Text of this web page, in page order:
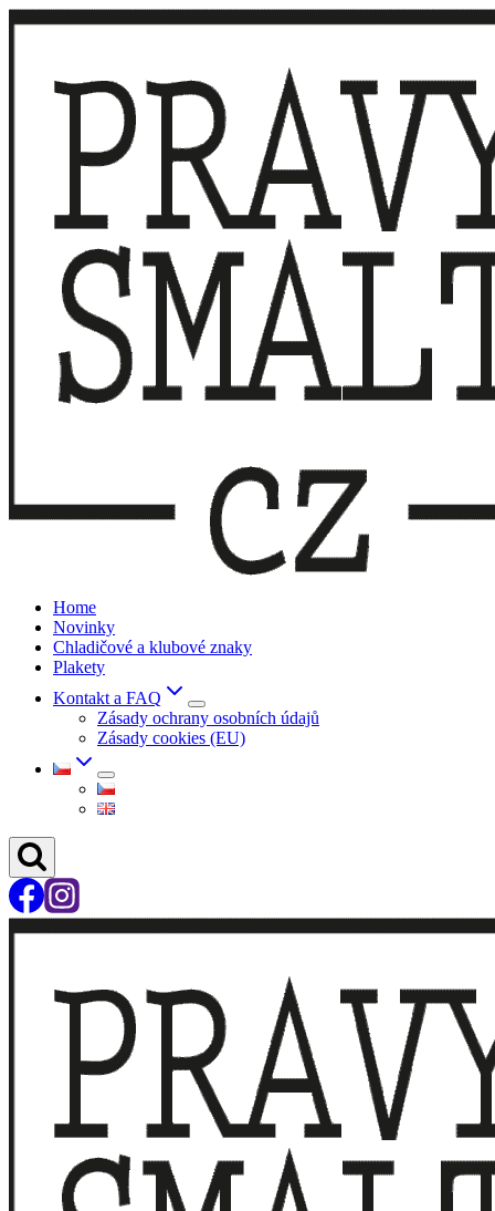
Home
Novinky
Chladičové a klubové znaky
Plakety
Kontakt a FAQ
Zásady ochrany osobních údajů
Zásady cookies (EU)